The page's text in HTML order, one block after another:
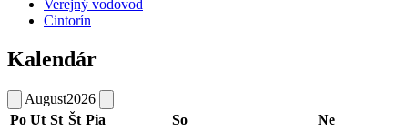
Verejný vodovod
Cintorín
Kalendár
August2026
Po Ut St Št Pia So Ne